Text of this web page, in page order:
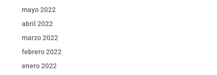
mayo 2022
abril 2022
marzo 2022
febrero 2022
enero 2022